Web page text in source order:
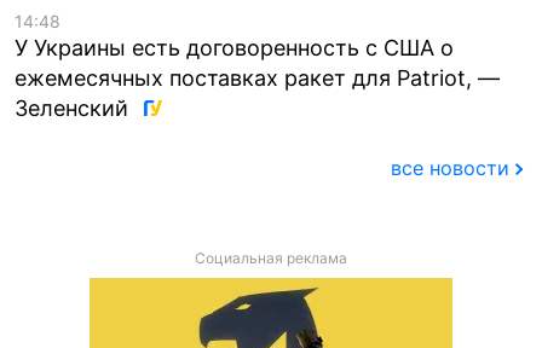
14:48
У Украины есть договоренность с США о
ежемесячных поставках ракет для Patriot, —
Зеленский
все новости
Социальная реклама